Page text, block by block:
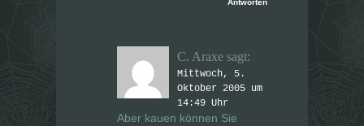
Antworten
C. Araxe sagt:
Mittwoch, 5.
Oktober 2005 um
14:49 Uhr
Aber kauen können Sie